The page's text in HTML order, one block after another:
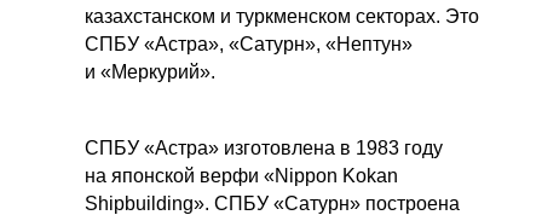
казахстанском и туркменском секторах. Это
СПБУ «Астра», «Сатурн», «Нептун»
и «Меркурий».
СПБУ «Астра» изготовлена в 1983 году
на японской верфи «Nippon Kokan
Shipbuilding». СПБУ «Сатурн» построена